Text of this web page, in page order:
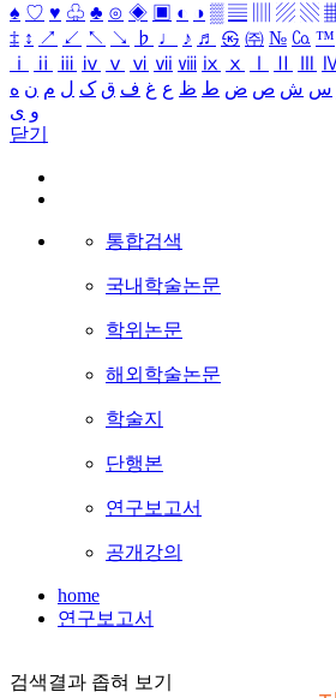
♠ ♡ ♥ ♧ ♣ ⊙ ◈ ▣ ◐ ◑ ▒ ▤ ▨ ▧
‡ ↕ ↗ ↙ ↖ ↘ ♭ ♩ ♪ ♬ ㉿ ㈜ № ㏇ ™
ⅰ
ⅱ ⅲ ⅳ ⅴ ⅵ ⅶ ⅷ ⅸ ⅹ
س ش ص ض ط ظ ع غ ف ق ک ل م ن ه
و ی
닫기
통합검색
국내학술논문
학위논문
해외학술논문
학술지
단행본
연구보고서
공개강의
home
연구보고서
검색결과 좁혀 보기